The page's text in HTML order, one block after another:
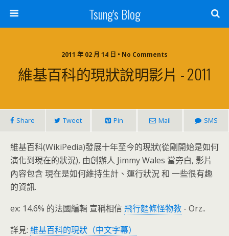
Tsung's Blog
2011 年 02 月 14 日 • No Comments
維基百科的現狀說明影片 - 2011
Share Tweet Pin Mail SMS
維基百科(WikiPedia)發展十年至今的現狀(從剛開始是如何
演化到現在的狀況), 由創辦人 Jimmy Wales 當旁白, 影片
內容包含 現在是如何維持生計、運行狀況 和 一些很有趣
的資訊.
ex: 14.6% 的法國編輯 宣稱相信飛行麵條怪物教 - Orz..
詳見: 維基百科的現狀（中文字幕）